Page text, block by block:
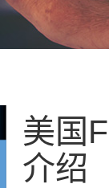
美国
介绍